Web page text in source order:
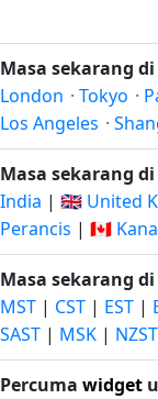
Masa sekarang
London · Tokyo ·
Los Angeles ·
Masa sekarang
India | 🇬🇧 United
Perancis | 🇨🇦
Masa sekarang di
MST | CST | EST |
SAST | MSK | NZST
Percuma widget